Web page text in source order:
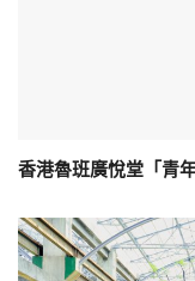
香港魯班廣悅堂「青